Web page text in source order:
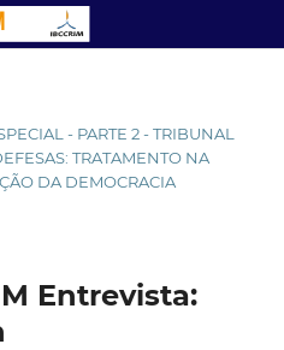
- PARTE 2 - TRIBUNAL
TRATAMENTO NA
DA DEMOCRACIA
Entrevista: